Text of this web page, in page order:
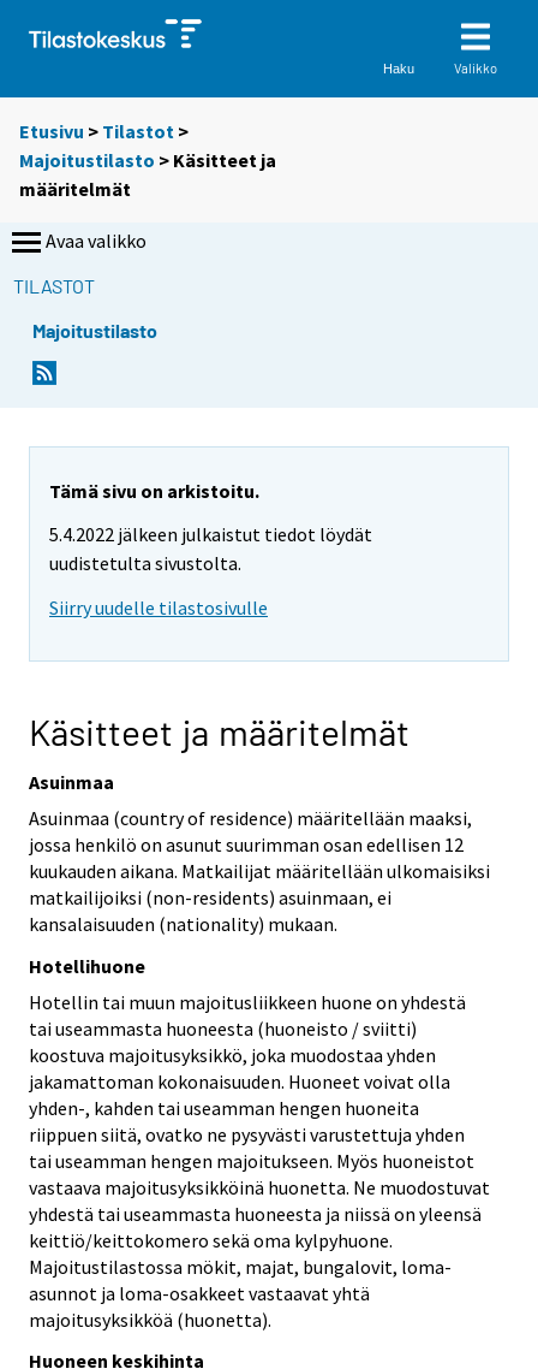
Haku Valikko
Etusivu > Tilastot >
Majoitustilasto > Käsitteet ja
määritelmät
Avaa valikko
TILASTOT
Majoitustilasto
Tämä sivu on arkistoitu.
5.4.2022 jälkeen julkaistut tiedot löydät
uudistetulta sivustolta.
Siirry uudelle tilastosivulle
Käsitteet ja määritelmät
Asuinmaa
Asuinmaa (country of residence) määritellään maaksi,
jossa henkilö on asunut suurimman osan edellisen 12
kuukauden aikana. Matkailijat määritellään ulkomaisiksi
matkailijoiksi (non-residents) asuinmaan, ei
kansalaisuuden (nationality) mukaan.
Hotellihuone
Hotellin tai muun majoitusliikkeen huone on yhdestä
tai useammasta huoneesta (huoneisto / sviitti)
koostuva majoitusyksikkö, joka muodostaa yhden
jakamattoman kokonaisuuden. Huoneet voivat olla
yhden-, kahden tai useamman hengen huoneita
riippuen siitä, ovatko ne pysyvästi varustettuja yhden
tai useamman hengen majoitukseen. Myös huoneistot
vastaava majoitusyksikköinä huonetta. Ne muodostuvat
yhdestä tai useammasta huoneesta ja niissä on yleensä
keittiö/keittokomero sekä oma kylpyhuone.
Majoitustilastossa mökit, majat, bungalovit, loma-
asunnot ja loma-osakkeet vastaavat yhtä
majoitusyksikköä (huonetta).
Huoneen keskihinta